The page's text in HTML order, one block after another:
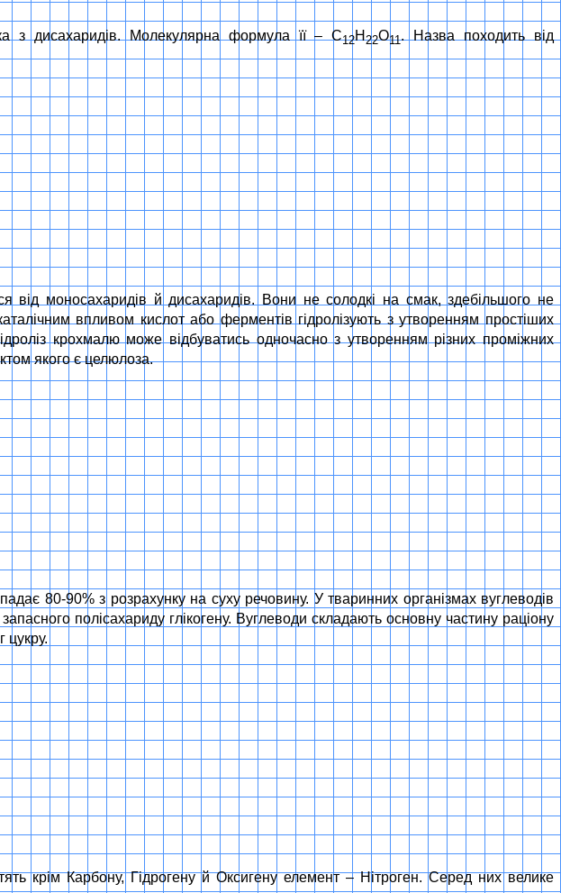
з дисахаридів. Молекулярна формула її – С12Н 22О11. Назва походить від
від моносахаридів й дисахаридів. Вони не солодкі на смак, здебільшого не
впливом кислот або ферментів гідролізують з утворенням простіших
крохмалю може відбуватись одночасно з утворенням різних проміжних
якого є целюлоза.
80-90% з розрахунку на суху речовину. У тваринних організмах вуглеводів
полісахариду глікогену. Вуглеводи складають основну частину раціону
цукру.
крім Карбону, Гідрогену й Оксигену елемент – Нітроген. Серед них велике